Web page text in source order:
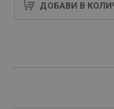
ДОБАВИ В